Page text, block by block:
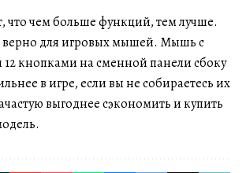
что чем больше функций, тем лучше.
верно для игровых мышей. Мышь с
кнопками на сменной панели сбоку
в игре, если вы не собираетесь их
выгоднее сэкономить и купить